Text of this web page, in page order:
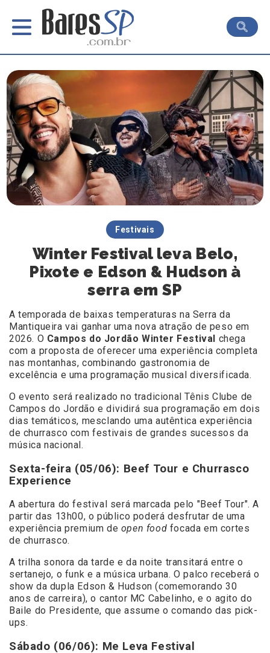
Festivais
Winter Festival leva Belo,
Pixote e Edson & Hudson à
serra em SP
A temporada de baixas temperaturas na Serra da
Mantiqueira vai ganhar uma nova atração de peso em
2026. O Campos do Jordão Winter Festival chega
com a proposta de oferecer uma experiência completa
nas montanhas, combinando gastronomia de
excelência e uma programação musical diversificada.
O evento será realizado no tradicional Tênis Clube de
Campos do Jordão e dividirá sua programação em dois
dias temáticos, mesclando uma autêntica experiência
de churrasco com festivais de grandes sucessos da
música nacional.
Sexta-feira (05/06): Beef Tour e Churrasco
Experience
A abertura do festival será marcada pelo "Beef Tour". A
partir das 13h00, o público poderá desfrutar de uma
experiência premium de open food focada em cortes
de churrasco.
A trilha sonora da tarde e da noite transitará entre o
sertanejo, o funk e a música urbana. O palco receberá o
show da dupla Edson & Hudson (comemorando 30
anos de carreira), o cantor MC Cabelinho, e o agito do
Baile do Presidente, que assume o comando das pick-
ups.
Sábado (06/06): Me Leva Festival